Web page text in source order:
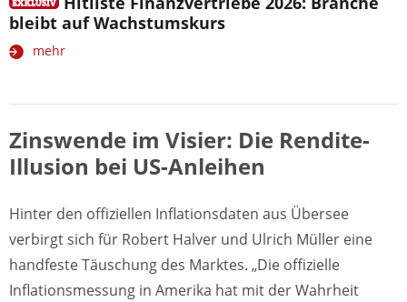
bleibt auf Wachstumskurs
mehr
Zinswende im Visier: Die Rendite-
Illusion bei US-Anleihen
Hinter den offiziellen Inflationsdaten aus Übersee
verbirgt sich für Robert Halver und Ulrich Müller eine
handfeste Täuschung des Marktes. „Die offizielle
Inflationsmessung in Amerika hat mit der Wahrheit